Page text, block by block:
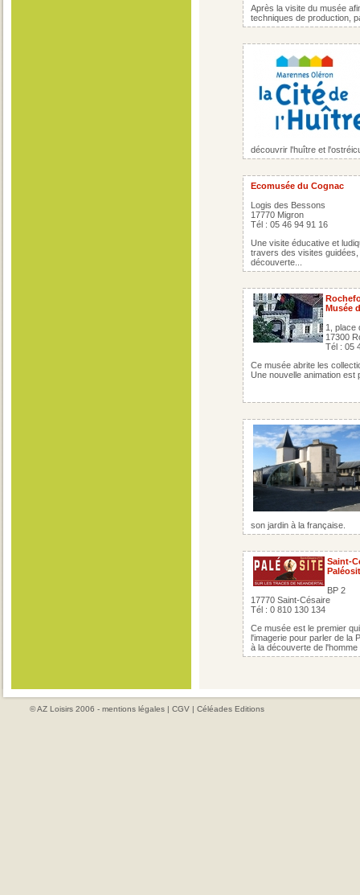
Après la visite du musée
techniques de production,
découvrir l'huître et
Ecomusée du Cognac
Logis des Bessons
17770 Migron
Tél : 05 46 94 91 16
Une visite éducative et
travers des visites
découverte...
Musée
1, place
17300
Tél : 05
Ce musée abrite les
Une nouvelle animation
son jardin à la française.
Saint-
BP 2
17770 Saint-Césaire
Tél : 0 810 130 134
Ce musée est le premier
l'imagerie pour parler de la
à la découverte de
© AZ Loisirs 2006 - mentions légales | CGV | Céléades Editions